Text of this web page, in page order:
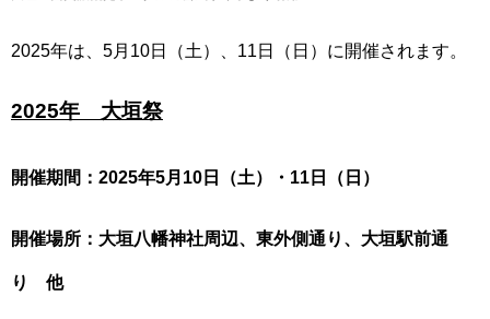
2025年は、5月10日（土）、11日（日）に開催されます。
2025年 大垣祭
開催期間：2025年5月10日（土）・11日（日）
開催場所：大垣八幡神社周辺、東外側通り、大垣駅前通
り 他